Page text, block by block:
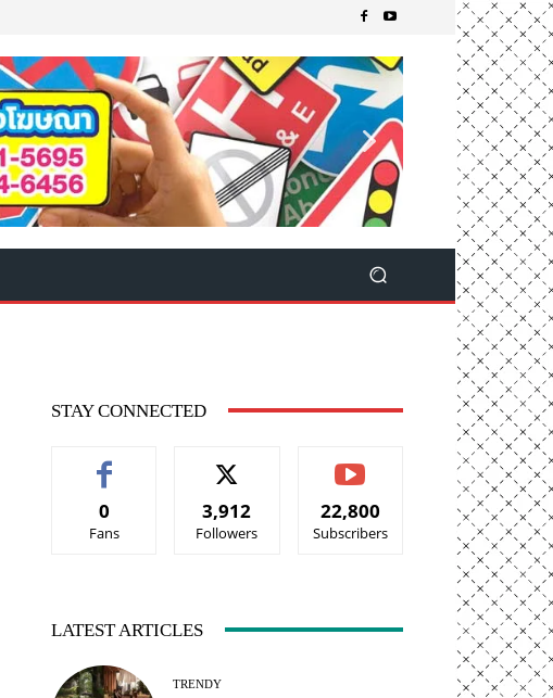
STAY CONNECTED
0
Fans
3,912
Followers
22,800
Subscribers
LATEST ARTICLES
TRENDY